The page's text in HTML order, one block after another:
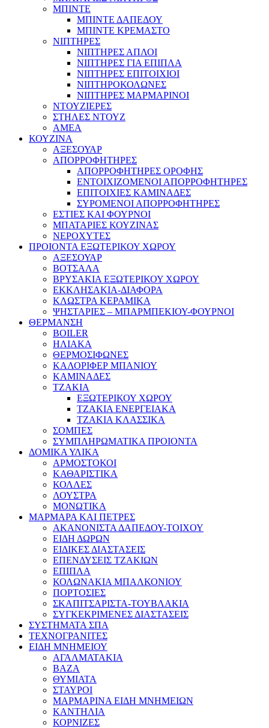
ΜΠΙΝΤΕ
ΜΠΙΝΤΕ ΔΑΠΕΔΟΥ
ΜΠΙΝΤΕ ΚΡΕΜΑΣΤΟ
ΝΙΠΤΗΡΕΣ
ΝΙΠΤΗΡΕΣ ΑΠΛΟΙ
ΝΙΠΤΗΡΕΣ ΓΙΑ ΕΠΙΠΛΑ
ΝΙΠΤΗΡΕΣ ΕΠΙΤΟΙΧΙΟΙ
ΝΙΠΤΗΡΟΚΟΛΩΝΕΣ
ΝΙΠΤΗΡΕΣ ΜΑΡΜΑΡΙΝΟΙ
ΝΤΟΥΖΙΕΡΕΣ
ΣΤΗΛΕΣ ΝΤΟΥΖ
ΑΜΕΑ
ΚΟΥΖΙΝΑ
ΑΞΕΣΟΥΑΡ
ΑΠΟΡΡΟΦΗΤΗΡΕΣ
ΑΠΟΡΡΟΦΗΤΗΡΕΣ ΟΡΟΦΗΣ
ΕΝΤΟΙΧΙΖΟΜΕΝΟΙ ΑΠΟΡΡΟΦΗΤΗΡΕΣ
ΕΠΙΤΟΙΧΙΕΣ ΚΑΜΙΝΑΔΕΣ
ΣΥΡΟΜΕΝΟΙ ΑΠΟΡΡΟΦΗΤΗΡΕΣ
ΕΣΤΙΕΣ ΚΑΙ ΦΟΥΡΝΟΙ
ΜΠΑΤΑΡΙΕΣ ΚΟΥΖΙΝΑΣ
ΝΕΡΟΧΥΤΕΣ
ΠΡΟΙΟΝΤΑ ΕΞΩΤΕΡΙΚΟΥ ΧΩΡΟΥ
ΑΞΕΣΟΥΑΡ
ΒΟΤΣΑΛΑ
ΒΡΥΣΑΚΙΑ ΕΞΩΤΕΡΙΚΟΥ ΧΩΡΟΥ
ΕΚΚΛΗΣΑΚΙΑ-ΔΙΑΦΟΡΑ
ΚΛΩΣΤΡΑ ΚΕΡΑΜΙΚΑ
ΨΗΣΤΑΡΙΕΣ – ΜΠΑΡΜΠΕΚΙΟΥ-ΦΟΥΡΝΟΙ
ΘΕΡΜΑΝΣΗ
BOILER
ΗΛΙΑΚΑ
ΘΕΡΜΟΣΙΦΩΝΕΣ
ΚΑΛΟΡΙΦΕΡ ΜΠΑΝΙΟΥ
ΚΑΜΙΝΑΔΕΣ
ΤΖΑΚΙΑ
ΕΞΩΤΕΡΙΚΟΥ ΧΩΡΟΥ
ΤΖΑΚΙΑ ΕΝΕΡΓΕΙΑΚΑ
ΤΖΑΚΙΑ ΚΛΑΣΣΙΚΑ
ΣΟΜΠΕΣ
ΣΥΜΠΛΗΡΩΜΑΤΙΚΑ ΠΡΟΙΟΝΤΑ
ΔΟΜΙΚΑ ΥΛΙΚΑ
ΑΡΜΟΣΤΟΚΟΙ
ΚΑΘΑΡΙΣΤΙΚΑ
ΚΟΛΛΕΣ
ΛΟΥΣΤΡΑ
ΜΟΝΩΤΙΚΑ
ΜΑΡΜΑΡΑ ΚΑΙ ΠΕΤΡΕΣ
ΑΚΑΝΟΝΙΣΤΑ ΔΑΠΕΔΟΥ-ΤΟΙΧΟΥ
ΕΙΔΗ ΔΩΡΩΝ
ΕΙΔΙΚΕΣ ΔΙΑΣΤΑΣΕΙΣ
ΕΠΕΝΔΥΣΕΙΣ ΤΖΑΚΙΩΝ
ΕΠΙΠΛΑ
ΚΟΛΩΝΑΚΙΑ ΜΠΑΛΚΟΝΙΟΥ
ΠΟΡΤΟΣΙΕΣ
ΣΚΑΠΙΤΣΑΡΙΣΤΑ-ΤΟΥΒΛΑΚΙΑ
ΣΥΓΚΕΚΡΙΜΕΝΕΣ ΔΙΑΣΤΑΣΕΙΣ
ΣΥΣΤΗΜΑΤΑ ΣΠΑ
ΤΕΧΝΟΓΡΑΝΙΤΕΣ
ΕΙΔΗ ΜΝΗΜΕΙΟΥ
ΑΓΑΛΜΑΤΑΚΙΑ
ΒΑΖΑ
ΘΥΜΙΑΤΑ
ΣΤΑΥΡΟΙ
ΜΑΡΜΑΡΙΝΑ ΕΙΔΗ ΜΝΗΜΕΙΩΝ
ΚΑΝΤΗΛΙΑ
ΚΟΡΝΙΖΕΣ